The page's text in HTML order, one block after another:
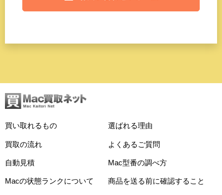
買い取れるもの 選ばれる理由
買取の流れ よくあるご質問
自動見積 Mac型番の調べ方
Macの状態ランクについて 商品を送る前に確認すること